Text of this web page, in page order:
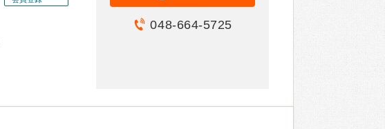
048-664-5725